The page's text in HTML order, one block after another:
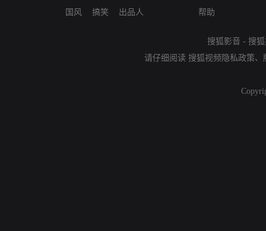
国风
搞笑
出品人
帮助
搜狐影音 - 搜
请仔细阅读 搜狐视频隐私政策、